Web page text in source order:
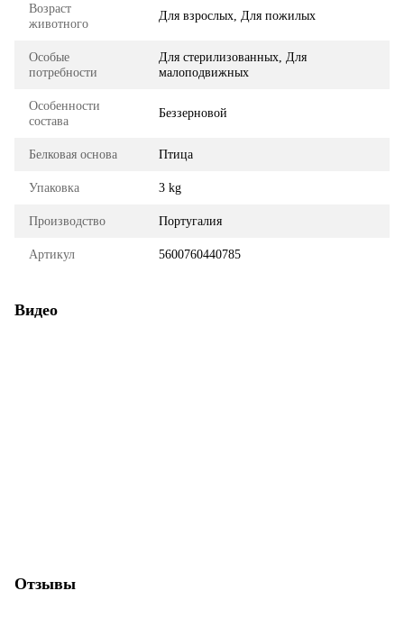
Возраст
животного
Для взрослых, Для пожилых
Особые
потребности
Для стерилизованных, Для
малоподвижных
Особенности
состава
Беззерновой
Белковая основа Птица
Упаковка 3 kg
Производство Португалия
Артикул 5600760440785
Видео
Отзывы